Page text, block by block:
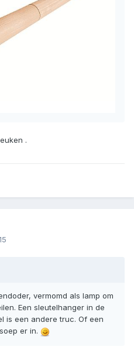
.
vermomd als lamp om
Een sleutelhanger in de
is een andere truc. Of een
er in.